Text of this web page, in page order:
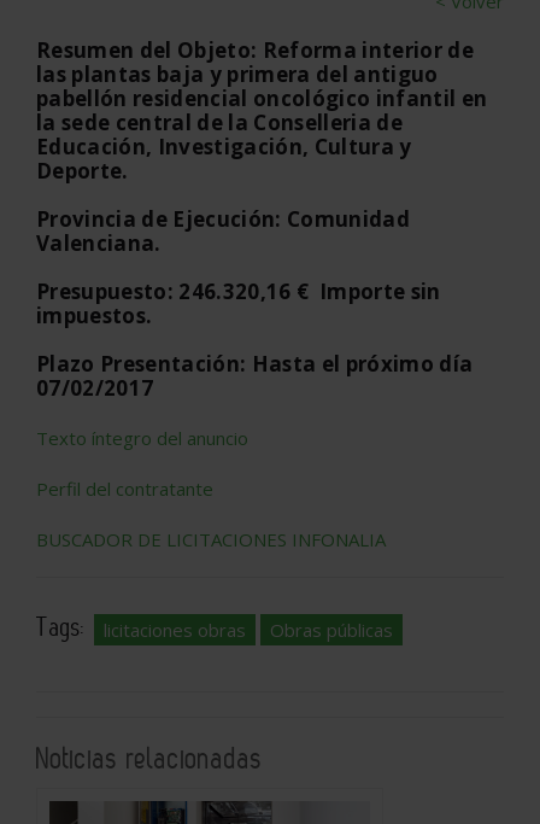
Resumen del Objeto: Reforma interior de
las plantas baja y primera del antiguo
pabellón residencial oncológico infantil en
la sede central de la Conselleria de
Educación, Investigación, Cultura y
Deporte.
Provincia de Ejecución: Comunidad
Valenciana.
Presupuesto: 246.320,16 € Importe sin
impuestos.
Plazo Presentación: Hasta el próximo día
07/02/2017
Texto íntegro del anuncio
Perfil del contratante
BUSCADOR DE LICITACIONES INFONALIA
Tags: licitaciones obras Obras públicas
Noticias relacionadas